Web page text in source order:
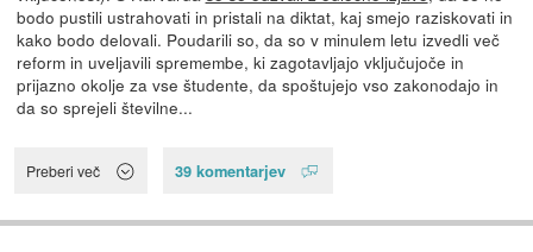
bodo pustili ustrahovati in pristali na diktat, kaj smejo raziskovati in
kako bodo delovali. Poudarili so, da so v minulem letu izvedli več
reform in uveljavili spremembe, ki zagotavljajo vključujoče in
prijazno okolje za vse študente, da spoštujejo vso zakonodajo in
da so sprejeli številne...
Preberi več 39 komentarjev